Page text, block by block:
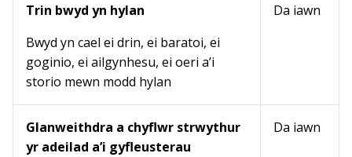
Trin bwyd yn hylan
Bwyd yn cael ei drin, ei baratoi, ei
goginio, ei ailgynhesu, ei oeri a’i
storio mewn modd hylan
Da iawn
Glanweithdra a chyflwr strwythur
yr adeilad a’i gyfleusterau
Da iawn